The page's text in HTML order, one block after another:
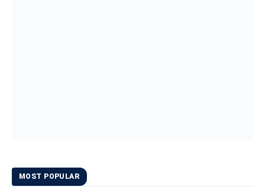
MOST POPULAR